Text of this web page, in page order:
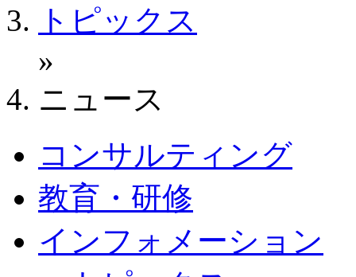
トピックス
»
ニュース
コンサルティング
教育・研修
インフォメーション